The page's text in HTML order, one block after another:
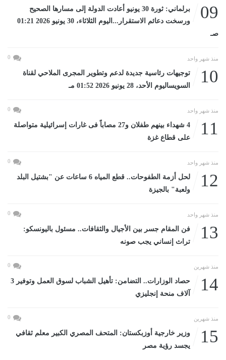
09
برلماني: ثورة 30 يونيو أعادت الدولة إلى مسارها الصحيح
ورسخت دعائم الاستقرار...اليوم الثلاثاء، 30 يونيو 2026 01:21
صـ
منذ شهر واحد 0
10
توجيهات رئاسية جديدة لدعم وتطوير المجرى الملاحي لقناة
السويساليوم الأحد، 28 يونيو 2026 01:52 مـ
منذ شهر واحد 0
11
4 شهداء بينهم طفلان و27 مصاباً فى غارات إسرائيلية متواصلة
على قطاع غزة
منذ شهر واحد 0
12
لحل أزمة الطفوحات.. قطع المياه 6 ساعات عن "بشتيل البلد
ولعبة" بالجيزة
منذ شهر واحد 0
13
فن المقام جسر بين الأجيال والثقافات.. مسئول باليونسكو:
تراث إنساني يجب صونه
منذ شهرين 0
14
حصاد الوزارات.. التضامن: تأهيل الشباب لسوق العمل وتوفير 3
آلاف منحة إنجليزي
منذ شهرين 0
15
وزير خارجية أوزبكستان: المتحف المصري الكبير معلم ثقافي
يجسد رؤية مصر